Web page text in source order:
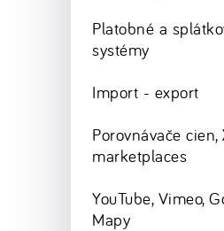
Platobné a
systémy
Import - export
Porovnávače cien,
marketplaces
YouTube, Vimeo,
Mapy